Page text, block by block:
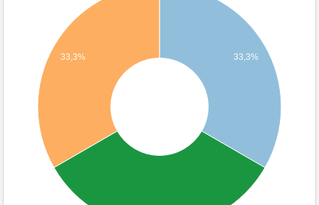
33,3%
33,3%